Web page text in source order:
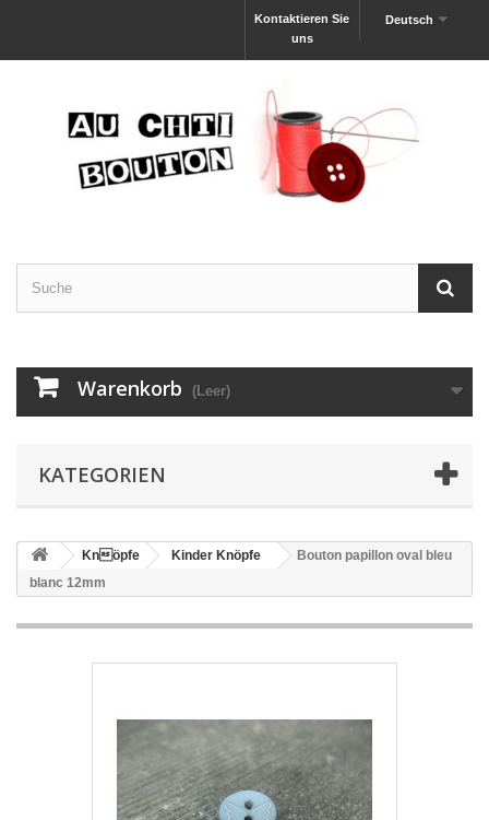
Deutsch
Kontaktieren Sie
uns
Warenkorb (Leer)
KATEGORIEN
Knöpfe Kinder Knöpfe
Bouton papillon oval bleu
blanc 12mm